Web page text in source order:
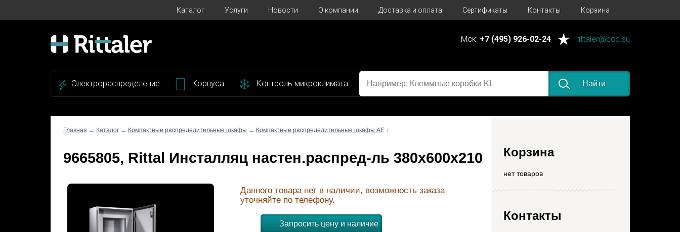
Каталог Услуги Новости О компании Доставка и оплата Сертификаты Контакты Корзина
Мск: +7 (495) 926-02-24 rittaler@dcc.su
Электрораспределение Корпуса Контроль микроклимата Найти
Корзина
нет товаров
Контакты
Главная → Каталог→ Компактные распределительные шкафы → Компактные распределительные шкафы AE ↓
9665805, Rittal Инсталляц настен.распред-ль 380x600x210
Данного товара нет в наличии, возможность заказа
уточняйте по телефону.
Запросить цену и наличие